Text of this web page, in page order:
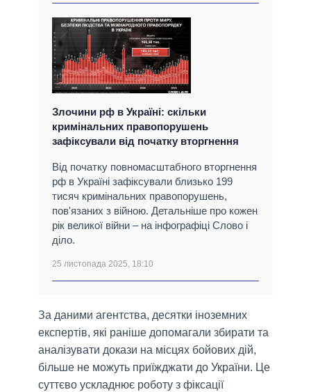
Злочини рф в Україні: скільки
кримінальних правопорушень
зафіксували від початку вторгнення
Від початку повномасштабного вторгнення
рф в Україні зафіксували близько 199
тисяч кримінальних правопорушень,
пов'язаних з війною. Детальніше про кожен
рік великої війни – на інфографіці Слово і
діло.
25 листопада 2025, 18:10
За даними агентства, десятки іноземних
експертів, які раніше допомагали збирати та
аналізувати докази на місцях бойових дій,
більше не можуть приїжджати до України. Це
суттєво ускладнює роботу з фіксації